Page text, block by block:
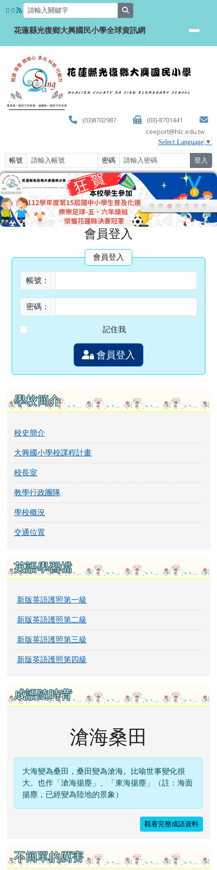
跳至主內容區
花蓮縣光復鄉大興國民小學全球資
花蓮縣光復鄉大興國民小學全球資訊網
(03)8702987
(03)-8701441
ceeport@hlc.edu.tw
Select Language ▼
帳號 密碼 登入
會員登入
會員登入
帳號：
密碼：
記住我
會員登入
左邊區域內容
學校簡介
校史簡介
大興國小學校課程計畫
校長室
教學行政團隊
學校概況
交通位置
英語學習檔
新版英語護照第一級
新版英語護照第二級
新版英語護照第三級
新版英語護照第四級
成語隨時背
滄海桑田
大海變為桑田，桑田變為滄海。比喻世事變化很
大。也作「滄海揚塵」、「東海揚塵」（註：海面
揚塵，已經變為陸地的景象）
觀看完整成語資料
不簡單的厲害